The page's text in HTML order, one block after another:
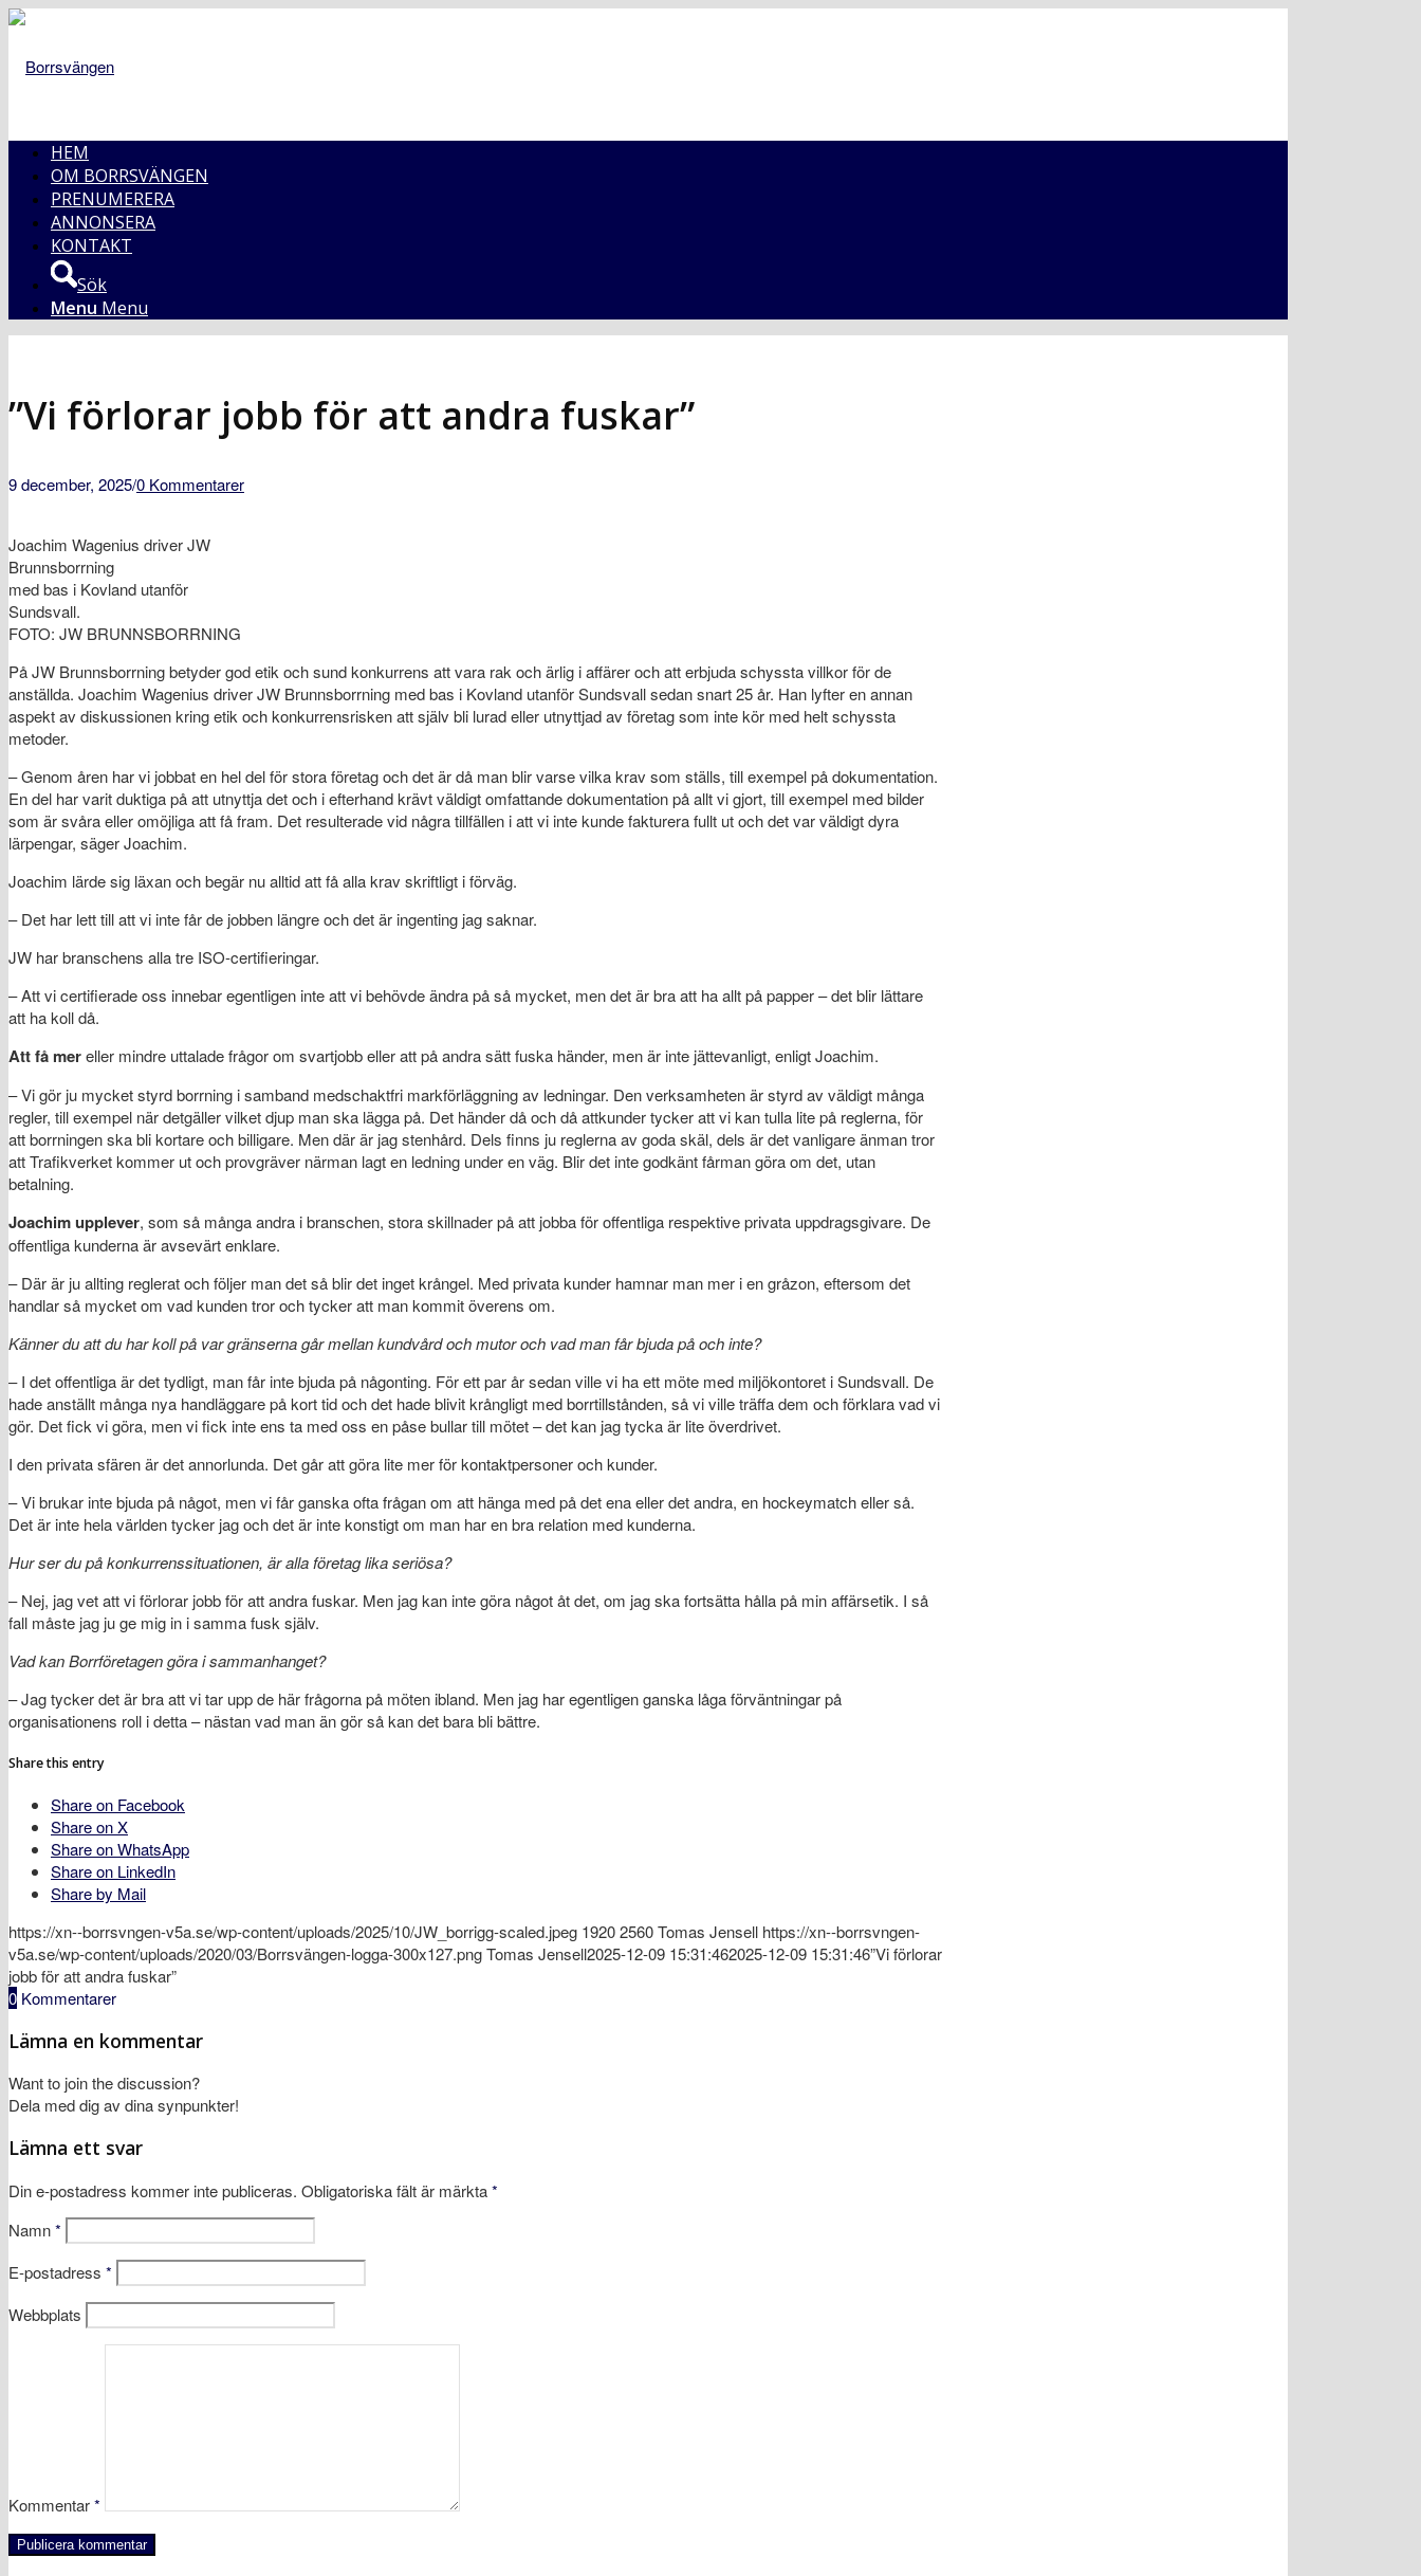
HEM
OM BORRSVÄNGEN
PRENUMERERA
ANNONSERA
KONTAKT
Sök
Menu Menu
”Vi förlorar jobb för att andra fuskar”
9 december, 2025/0 Kommentarer
Joachim Wagenius driver JW
Brunnsborrning
med bas i Kovland utanför
Sundsvall.
FOTO: JW BRUNNSBORRNING
På JW Brunnsborrning betyder god etik och sund konkurrens att vara rak och ärlig i affärer och att erbjuda schyssta villkor för de
anställda. Joachim Wagenius driver JW Brunnsborrning med bas i Kovland utanför Sundsvall sedan snart 25 år. Han lyfter en annan
aspekt av diskussionen kring etik och konkurrensrisken att själv bli lurad eller utnyttjad av företag som inte kör med helt schyssta
metoder.
– Genom åren har vi jobbat en hel del för stora företag och det är då man blir varse vilka krav som ställs, till exempel på dokumentation.
En del har varit duktiga på att utnyttja det och i efterhand krävt väldigt omfattande dokumentation på allt vi gjort, till exempel med bilder
som är svåra eller omöjliga att få fram. Det resulterade vid några tillfällen i att vi inte kunde fakturera fullt ut och det var väldigt dyra
lärpengar, säger Joachim.
Joachim lärde sig läxan och begär nu alltid att få alla krav skriftligt i förväg.
– Det har lett till att vi inte får de jobben längre och det är ingenting jag saknar.
JW har branschens alla tre ISO-certifieringar.
– Att vi certifierade oss innebar egentligen inte att vi behövde ändra på så mycket, men det är bra att ha allt på papper – det blir lättare
att ha koll då.
Attfå mereller mindre uttalade frågor om svartjobb eller att på andra sätt fuska händer, men är inte jättevanligt, enligt Joachim.
– Vi gör ju mycket styrd borrning i samband medschaktfri markförläggning av ledningar. Den verksamheten är styrd av väldigt många
regler, till exempel när detgäller vilket djup man ska lägga på. Det händer då och då attkunder tycker att vi kan tulla lite på reglerna, för
att borrningen ska bli kortare och billigare. Men där är jag stenhård. Dels finns ju reglerna av goda skäl, dels är det vanligare änman tror
att Trafikverket kommer ut och provgräver närman lagt en ledning under en väg. Blir det inte godkänt fårman göra om det, utan
betalning.
Joachim upplever, som så många andra i branschen, stora skillnader på att jobba för offentliga respektive privata uppdragsgivare. De
offentliga kunderna är avsevärt enklare.
– Där är ju allting reglerat och följer man det så blir det inget krångel. Med privata kunder hamnar man mer i en gråzon, eftersom det
handlar så mycket om vad kunden tror och tycker att man kommit överens om.
Känner du att du har koll på var gränserna går mellan kundvård och mutor och vad man får bjuda på och inte?
– I det offentliga är det tydligt, man får inte bjuda på någonting. För ett par år sedan ville vi ha ett möte med miljökontoret i Sundsvall. De
hade anställt många nya handläggare på kort tid och det hade blivit krångligt med borrtillstånden, så vi ville träffa dem och förklara vad vi
gör. Det fick vi göra, men vi fick inte ens ta med oss en påse bullar till mötet – det kan jag tycka är lite överdrivet.
I den privata sfären är det annorlunda. Det går att göra lite mer för kontaktpersoner och kunder.
– Vi brukar inte bjuda på något, men vi får ganska ofta frågan om att hänga med på det ena eller det andra, en hockeymatch eller så.
Det är inte hela världen tycker jag och det är inte konstigt om man har en bra relation med kunderna.
Hur ser du på konkurrenssituationen, är alla företag lika seriösa?
– Nej, jag vet att vi förlorar jobb för att andra fuskar. Men jag kan inte göra något åt det, om jag ska fortsätta hålla på min affärsetik. I så
fall måste jag ju ge mig in i samma fusk själv.
Vad kan Borrföretagen göra i sammanhanget?
– Jag tycker det är bra att vi tar upp de här frågorna på möten ibland. Men jag har egentligen ganska låga förväntningar på
organisationens roll i detta – nästan vad man än gör så kan det bara bli bättre.
Share this entry
Share on Facebook
Share on X
Share on WhatsApp
Share on LinkedIn
Share by Mail
https://xn--borrsvngen-v5a.se/wp-content/uploads/2025/10/JW_borrigg-scaled.jpeg 19202560Tomas Jensell https://xn--borrsvngen-
v5a.se/wp-content/uploads/2020/03/Borrsvängen-logga-300x127.pngTomas Jensell2025-12-09 15:31:462025-12-09 15:31:46”Vi förlorar
jobb för att andra fuskar”
0 Kommentarer
Lämna en kommentar
Want to join the discussion?
Dela med dig av dina synpunkter!
Lämna ett svar
Din e-postadress kommer inte publiceras. Obligatoriska fält är märkta*
Namn*
E-postadress *
Webbplats
Kommentar*